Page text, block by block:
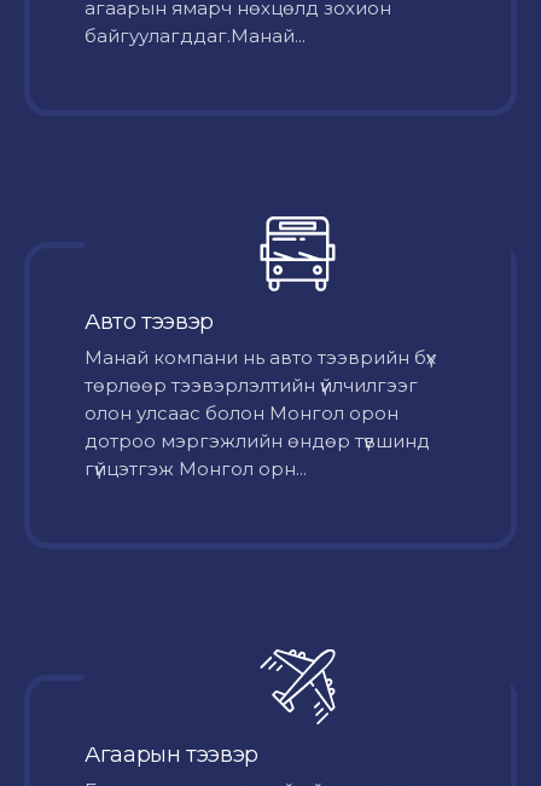
агаарын ямарч нөхцөлд зохион
байгуулагддаг.Манай...
Авто тээвэр
Mанай компани нь авто тээврийн бүх
төрлөөр тээвэрлэлтийн үйлчилгээг
олон улсаас болон Монгол орон
дотроо мэргэжлийн өндөр түвшинд
гүйцэтгэж Монгол орн...
Агаарын тээвэр